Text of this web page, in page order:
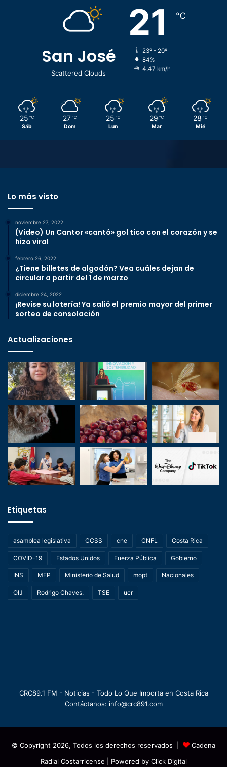
San José
Scattered Clouds
21 ℃
23º - 20º
84%
4.47 km/h
25 ℃
Sáb
27 ℃
Dom
25 ℃
Lun
29 ℃
Mar
28 ℃
Mié
Lo más visto
noviembre 27, 2022
(Video) Un Cantor «cantó» gol tico con el corazón y se
hizo viral
febrero 26, 2022
¿Tiene billetes de algodón? Vea cuáles dejan de
circular a partir del 1 de marzo
diciembre 24, 2022
¡Revise su lotería! Ya salió el premio mayor del primer
sorteo de consolación
Actualizaciones
Etiquetas
asamblea legislativa CCSS cne CNFL Costa Rica
COVID-19 Estados Unidos Fuerza Pública Gobierno
INS MEP Ministerio de Salud mopt Nacionales
OIJ Rodrigo Chaves. TSE ucr
CRC89.1 FM - Noticias - Todo Lo Que Importa en Costa Rica
Contáctanos: info@crc891.com
© Copyright 2026, Todos los derechos reservados |
Cadena
Radial Costarricense | Powered by Click Digital